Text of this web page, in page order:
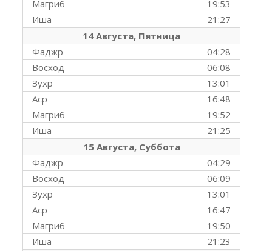
19:53
Магриб
21:27
Иша
14 Августа, Пятница
04:28
Фаджр
06:08
Восход
13:01
Зухр
16:48
Аср
19:52
Магриб
21:25
Иша
15 Августа, Суббота
04:29
Фаджр
06:09
Восход
13:01
Зухр
16:47
Аср
19:50
Магриб
21:23
Иша